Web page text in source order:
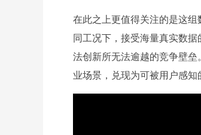
在此之上更值得关注的是这
同工况下，接受海量真实数
法创新所无法逾越的竞争壁
业场景，兑现为可被用户感知